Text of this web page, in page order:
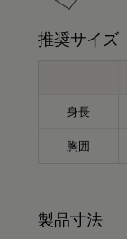
推奨サイズ
身長
胸囲
製品寸法